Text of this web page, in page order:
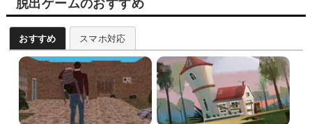
脱出ゲームのおすすめ
おすすめ スマホ対応